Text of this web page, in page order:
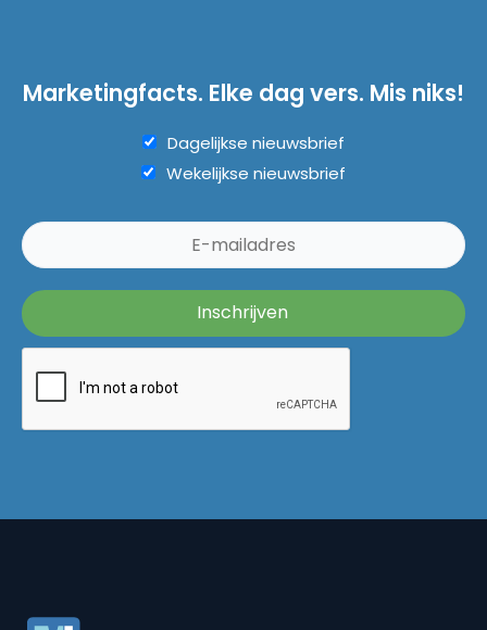
Marketingfacts. Elke dag vers. Mis niks!
Dagelijkse nieuwsbrief
Wekelijkse nieuwsbrief